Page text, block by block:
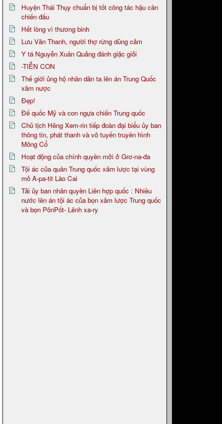
Huyện Thái Thụy chuẩn bị tốt công tác hậu cần
chiến đấu
Hết lòng vì thương binh
Lưu Văn Thanh, người thợ rừng dũng cảm
Y tá Nguyễn Xuân Quảng đánh giặc giỏi
-TIỄN CON
Thế giới ủng hộ nhân dân ta lên án Trung Quốc
xâm nược
Đẹp!
Đế quốc Mỹ và con ngựa chiến Trung quốc
Chủ tịch Hêng Xem-rin tiếp đoàn đại biểu ủy ban
thông tin, phát thanh và vô tuyến truyền hình
Mông Cổ
Hoạt động của chính quyền mởi ở Grơ-na-đa
Tội ác của quân Trung quốc xâm lược tại vùng
mỏ A-pa-tit Lào Cai
Tải ủy ban nhân quyền Liên hợp quốc : Nhiều
nước lên án tội ác của bọn xâm lược Trung quốc
và bọn PônPốt- Lênh xa-ry